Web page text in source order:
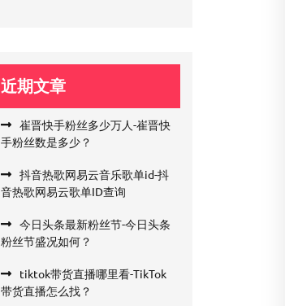
近期文章
崔晋快手粉丝多少万人-崔晋快
手粉丝数是多少？
抖音热歌网易云音乐歌单id-抖
音热歌网易云歌单ID查询
今日头条最新粉丝节-今日头条
粉丝节盛况如何？
tiktok带货直播哪里看-TikTok
带货直播怎么找？